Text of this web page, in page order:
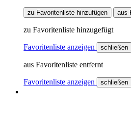
zu Favoritenliste hinzufügen aus
zu Favoritenliste hinzugefügt
Favoritenliste anzeigen schließen
aus Favoritenliste entfernt
Favoritenliste anzeigen schließen